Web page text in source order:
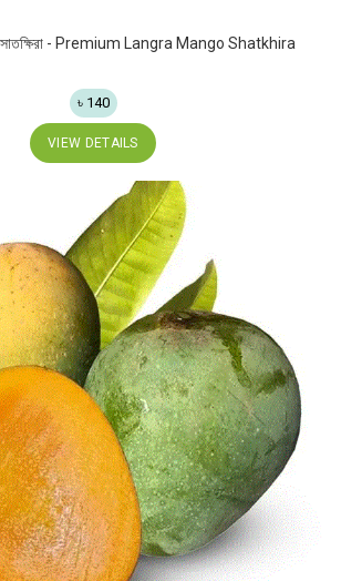
সাতক্ষিরা - Premium Langra Mango Shatkhira
৳ 140
VIEW DETAILS